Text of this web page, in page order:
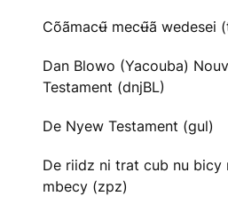
Cõãmacʉ̃ mecʉ̃ã wedesei
Dan Blowo (Yacouba)
Testament (dnjBL)
De Nyew Testament (gul)
De riidz ni trat cub nu bicy
mbecy (zpz)